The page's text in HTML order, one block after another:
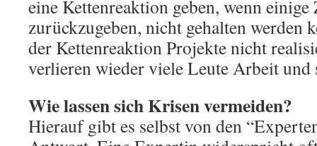
eine Kettenreaktion geben, wenn einige
zurückzugeben, nicht gehalten werden
der Kettenreaktion Projekte nicht
verlieren wieder viele Leute Arbeit
Wie lassen sich Krisen vermeiden?
Hierauf gibt es selbst von den